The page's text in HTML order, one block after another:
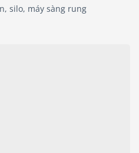
silo, máy sàng rung